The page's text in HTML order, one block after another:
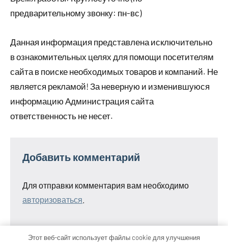
предварительному звонку: пн-вс)
Данная информация представлена исключительно
в ознакомительных целях для помощи посетителям
сайта в поиске необходимых товаров и компаний. Не
является рекламой! За неверную и изменившуюся
информацию Администрация сайта
ответственность не несет.
Добавить комментарий
Для отправки комментария вам необходимо
авторизоваться
Этот веб-сайт использует файлы cookie для улучшения